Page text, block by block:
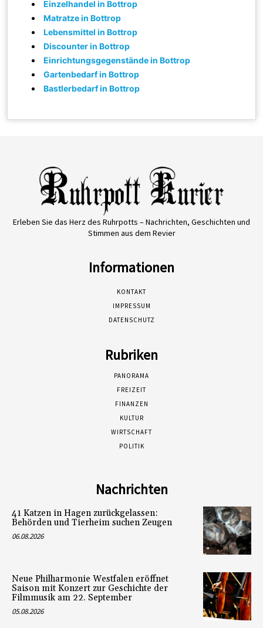
Einzelhandel in Bottrop
Matratze in Bottrop
Lebensmittel in Bottrop
Discounter in Bottrop
Einrichtungsgegenstände in Bottrop
Gartenbedarf in Bottrop
Bastlerbedarf in Bottrop
Erleben Sie das Herz des Ruhrpotts – Nachrichten, Geschichten und
Stimmen aus dem Revier
Informationen
KONTAKT
IMPRESSUM
DATENSCHUTZ
Rubriken
PANORAMA
FREIZEIT
FINANZEN
KULTUR
WIRTSCHAFT
POLITIK
Nachrichten
41 Katzen in Hagen zurückgelassen:
Behörden und Tierheim suchen Zeugen
06.08.2026
Neue Philharmonie Westfalen eröffnet
Saison mit Konzert zur Geschichte der
Filmmusik am 22. September
05.08.2026